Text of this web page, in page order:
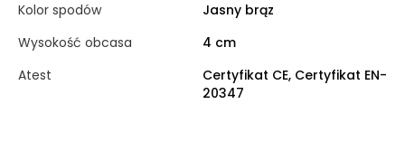
Kolor spodów
Jasny brąz
Wysokość obcasa
4 cm
Atest
Certyfikat CE, Certyfikat EN-
20347